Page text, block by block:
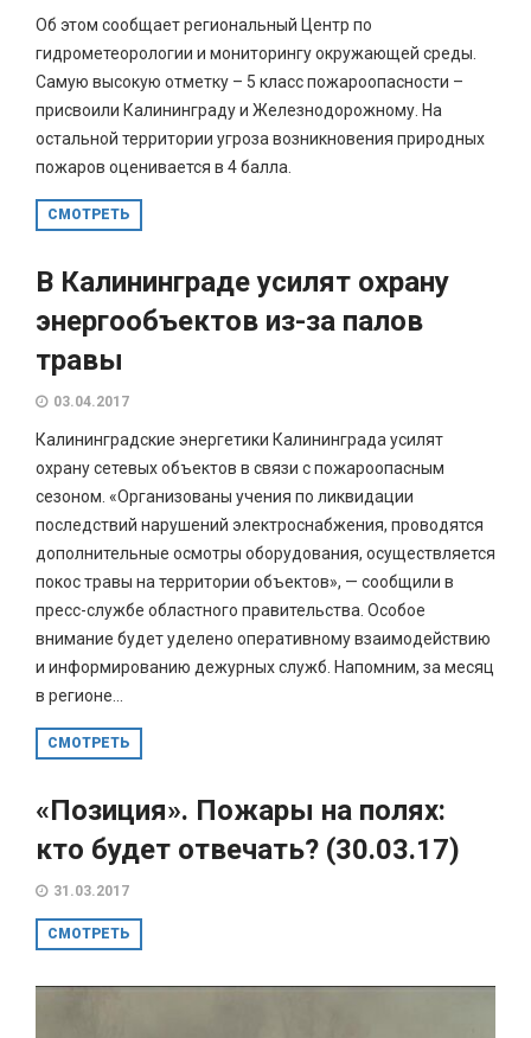
Об этом сообщает региональный Центр по
гидрометеорологии и мониторингу окружающей среды.
Самую высокую отметку – 5 класс пожароопасности –
присвоили Калининграду и Железнодорожному. На
остальной территории угроза возникновения природных
пожаров оценивается в 4 балла.
СМОТРЕТЬ
В Калининграде усилят охрану
энергообъектов из-за палов
травы
03.04.2017
Калининградские энергетики Калининграда усилят
охрану сетевых объектов в связи с пожароопасным
сезоном. «Организованы учения по ликвидации
последствий нарушений электроснабжения, проводятся
дополнительные осмотры оборудования, осуществляется
покос травы на территории объектов», — сообщили в
пресс-службе областного правительства. Особое
внимание будет уделено оперативному взаимодействию
и информированию дежурных служб. Напомним, за месяц
в регионе...
СМОТРЕТЬ
«Позиция». Пожары на полях:
кто будет отвечать? (30.03.17)
31.03.2017
СМОТРЕТЬ